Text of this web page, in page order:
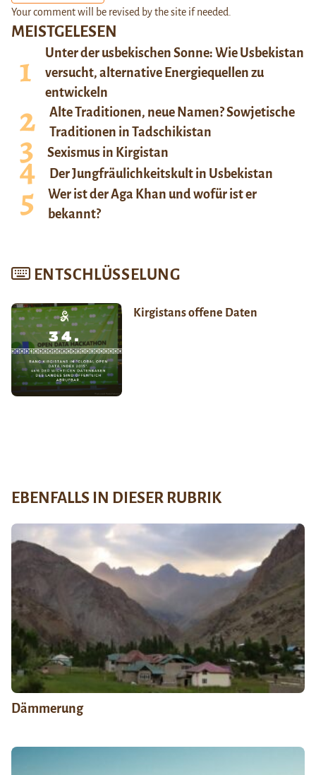
MEISTGELESEN
Unter der usbekischen Sonne: Wie Usbekistan
versucht, alternative Energiequellen zu
entwickeln
Alte Traditionen, neue Namen? Sowjetische
Traditionen in Tadschikistan
Sexismus in Kirgistan
Der Jungfräulichkeitskult in Usbekistan
Wer ist der Aga Khan und wofür ist er
bekannt?
ENTSCHLÜSSELUNG
Kirgistans offene Daten
Your comment will be revised by the site if needed.
EBENFALLS IN DIESER RUBRIK
Dämmerung